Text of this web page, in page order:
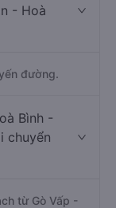
- Hoà
đường.
Bình -
chuyển
từ Gò Vấp -